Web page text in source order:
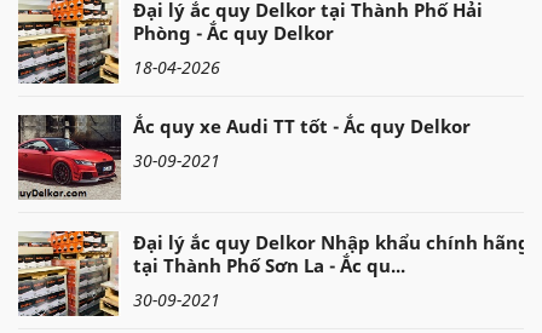
Đại lý ắc quy Delkor tại Thành Phố Hải
Phòng - Ắc quy Delkor
18-04-2026
Ắc quy xe Audi TT tốt - Ắc quy Delkor
30-09-2021
Đại lý ắc quy Delkor Nhập khẩu chính hãng
tại Thành Phố Sơn La - Ắc qu...
30-09-2021